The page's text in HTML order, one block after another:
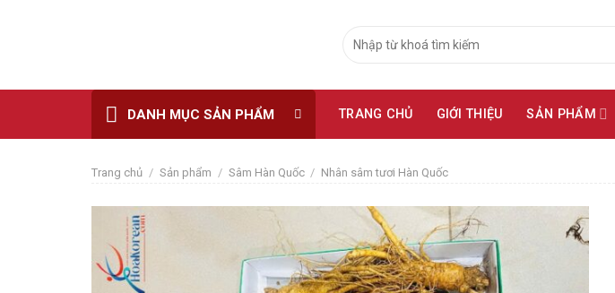
kiếm:
DANH MỤC SẢN PHẨM TRANG CHỦ GIỚI THIỆU SẢN PHẨM
Trang chủ / Sản phẩm / Sâm Hàn Quốc / Nhân sâm tươi Hàn Quốc